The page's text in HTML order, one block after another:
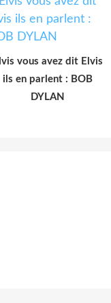
vous avez dit Elvis
ils en parlent : BOB
DYLAN